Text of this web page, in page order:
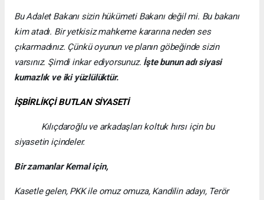
Bu Adalet Bakanı sizin hükümeti Bakanı değil mi. Bu bakanı
kim atadı. Bir yetkisiz mahkeme kararına neden ses
çıkarmadınız. Çünkü oyunun ve planın göbeğinde sizin
varsınız. Şimdi inkar ediyorsunuz. İşte bunun adı siyasi
kurnazlık ve iki yüzlülüktür.
İŞBİRLİKÇİ BUTLAN SİYASETİ
Kılıçdaroğlu ve arkadaşları koltuk hırsı için bu
siyasetin içindeler.
Bir zamanlar Kemal için,
Kasetle gelen, PKK ile omuz omuza, Kandilin adayı, Terör